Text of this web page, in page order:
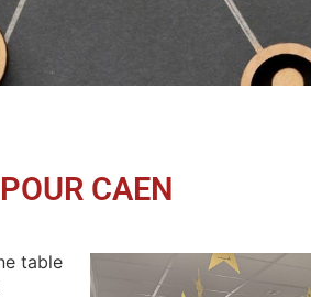
CAEN
table